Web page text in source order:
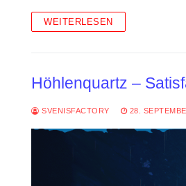
WEITERLESEN
Höhlenquartz –
SVENISFACTORY 28.